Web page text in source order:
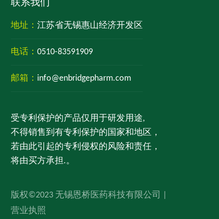
联系我们
地址：江苏省无锡惠山经济开发区
电话：0510-83591909
邮箱： info@enbridgepharm.com
受专利保护的产品仅用于研发用途,
不得销售到有专利保护的国家和地区，
若由此引起的专利侵权的风险和责任，
将由买方承担.。
版权©2023 无锡恩桥医药科技有限公司 |
营业执照